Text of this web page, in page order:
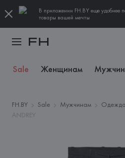
В приложении FH.BY еще удобнее
товары вашей мечты
Sale Женщинам
FH.BY Sale Мужчинам Одежда
ANDREY